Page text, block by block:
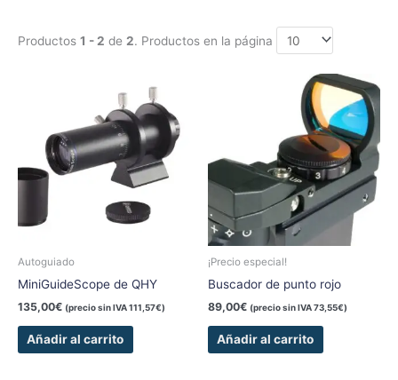
Productos 1 - 2 de 2. Productos en la página
Autoguiado
MiniGuideScope de QHY
135,00€ (precio sin IVA111,57€)
Añadir al carrito
¡Precio especial!
Buscador de punto rojo
89,00€ (precio sin IVA73,55€)
Añadir al carrito